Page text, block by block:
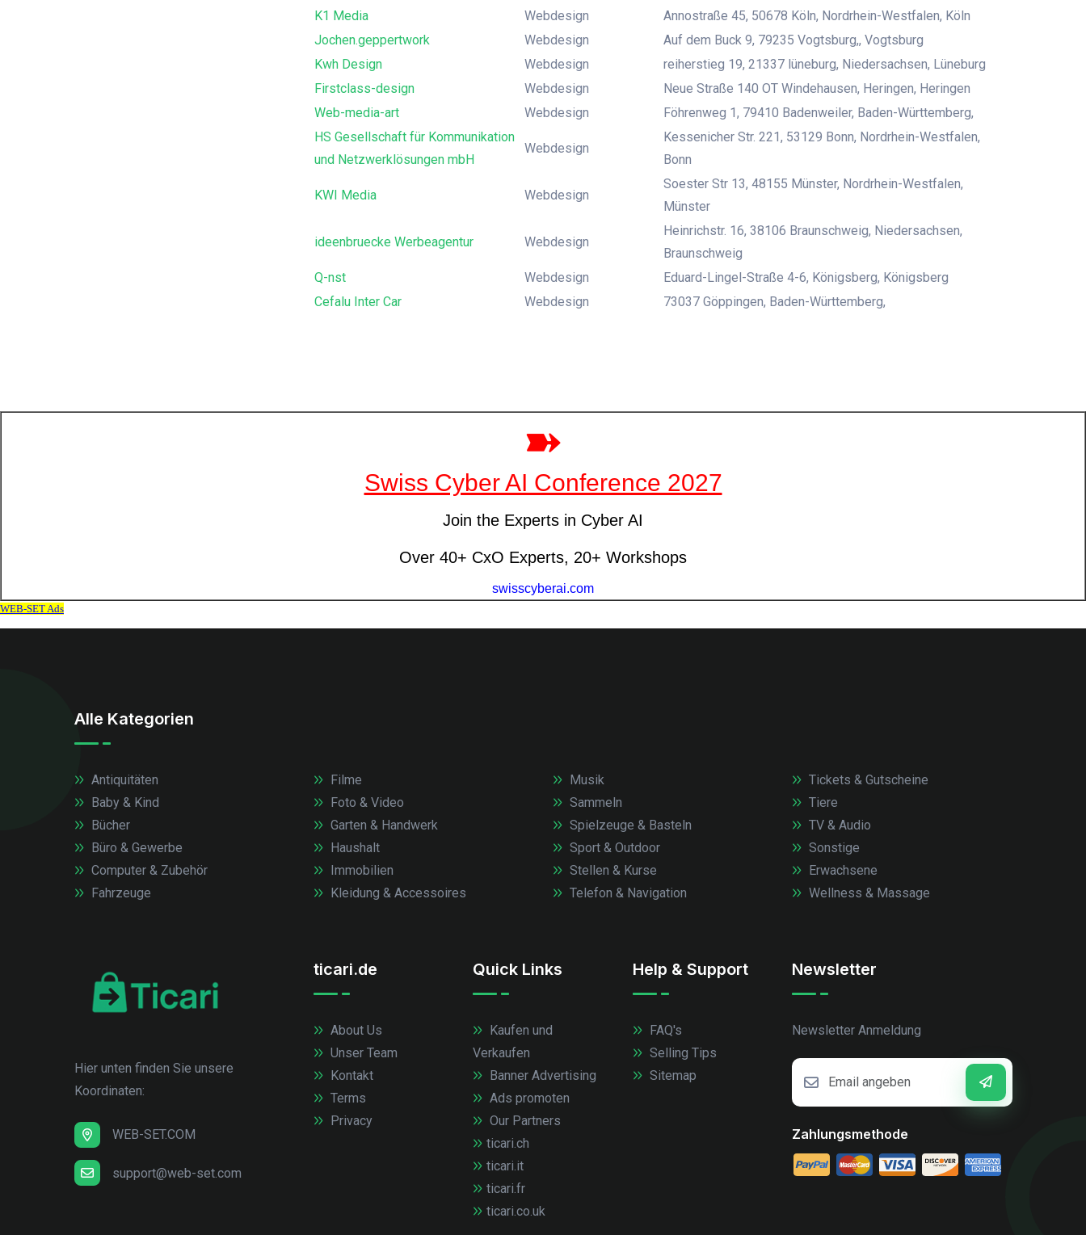
K1 Media Webdesign
Annostraße 45, 50678 Köln, Nordrhein-Westfalen, Köln
Jochen.geppertwork
Webdesign
Auf dem Buck 9, 79235 Vogtsburg,, Vogtsburg
Kwh Design
Webdesign
reiherstieg 19, 21337 lüneburg, Niedersachsen, Lüneburg
Firstclass-design
Webdesign
Neue Straße 140 OT Windehausen, Heringen, Heringen
Web-media-art
Webdesign
Föhrenweg 1, 79410 Badenweiler, Baden-Württemberg,
HS Gesellschaft für Kommunikation
und Netzwerklösungen mbH
Webdesign
Kessenicher Str. 221, 53129 Bonn, Nordrhein-Westfalen,
Bonn
KWI Media Webdesign
Soester Str 13, 48155 Münster, Nordrhein-Westfalen,
Münster
ideenbruecke Werbeagentur Webdesign
Heinrichstr. 16, 38106 Braunschweig, Niedersachsen,
Braunschweig
Q-nst
Webdesign
Eduard-Lingel-Straße 4-6, Königsberg, Königsberg
Cefalu Inter Car
Webdesign 73037 Göppingen, Baden-Württemberg,
Alle Kategorien
Antiquitäten
Baby & Kind
Bücher
Büro & Gewerbe
Computer & Zubehör
Fahrzeuge
Filme
Foto & Video
Garten & Handwerk
Haushalt
Immobilien
Kleidung & Accessoires
Musik
Sammeln
Spielzeuge & Basteln
Sport & Outdoor
Stellen & Kurse
Telefon & Navigation
Tickets & Gutscheine
Tiere
TV & Audio
Sonstige
Erwachsene
Wellness & Massage
Hier unten finden Sie unsere
Koordinaten:
WEB-SET.COM
support@web-set.com
ticari.de
About Us
Unser Team
Kontakt
Terms
Privacy
Quick Links
Kaufen und
Verkaufen
Banner Advertising
Ads promoten
Our Partners
ticari.ch
ticari.it
ticari.fr
ticari.co.uk
Help & Support
FAQ's
Selling Tips
Sitemap
Newsletter
Newsletter Anmeldung
Zahlungsmethode